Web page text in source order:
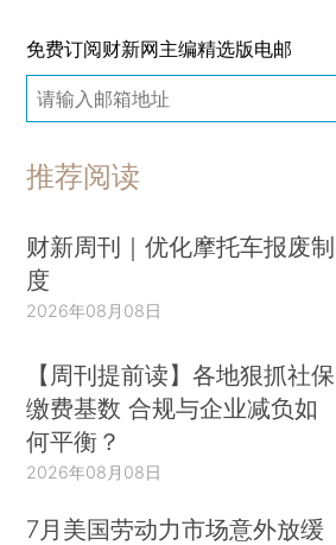
免费订阅财新网主编精选版电邮
推荐阅读
财新周刊｜优化摩托车报废制
度
2026年08月08日
【周刊提前读】各地狠抓社保
缴费基数 合规与企业减负如
何平衡？
2026年08月08日
7月美国劳动力市场意外放缓